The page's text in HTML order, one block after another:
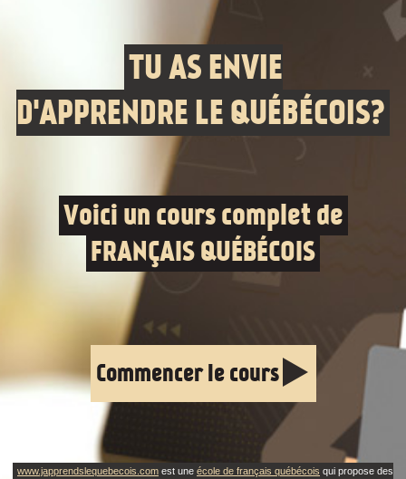
TU AS ENVIE
D'APPRENDRE LE QUÉBÉCOIS?
Voici un cours complet de
FRANÇAIS QUÉBÉCOIS
Commencer le cours
www.japprendslequebecois.com est une école de français québécois qui propose des